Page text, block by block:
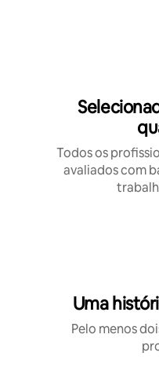
Todos os
avaliados com
Uma
Pelo menos